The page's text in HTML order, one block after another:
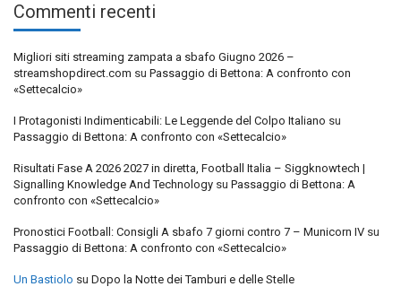
Commenti recenti
Migliori siti streaming zampata a sbafo Giugno 2026 –
streamshopdirect.com su Passaggio di Bettona: A confronto con
«Settecalcio»
I Protagonisti Indimenticabili: Le Leggende del Colpo Italiano su
Passaggio di Bettona: A confronto con «Settecalcio»
Risultati Fase A 2026 2027 in diretta, Football Italia – Siggknowtech |
Signalling Knowledge And Technology su Passaggio di Bettona: A
confronto con «Settecalcio»
Pronostici Football: Consigli A sbafo 7 giorni contro 7 – Municorn IV su
Passaggio di Bettona: A confronto con «Settecalcio»
Un Bastiolo su Dopo la Notte dei Tamburi e delle Stelle